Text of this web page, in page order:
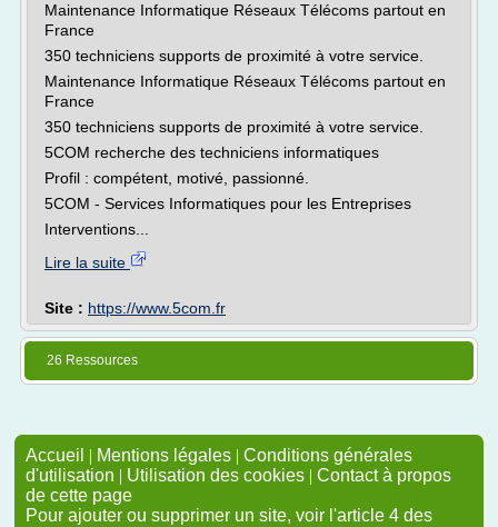
Maintenance Informatique Réseaux Télécoms partout en
France
350 techniciens supports de proximité à votre service.
Maintenance Informatique Réseaux Télécoms partout en
France
350 techniciens supports de proximité à votre service.
5COM recherche des techniciens informatiques
Profil : compétent, motivé, passionné.
5COM - Services Informatiques pour les Entreprises
Interventions...
Lire la suite
Site : https://www.5com.fr
26 Ressources
Accueil | Mentions légales | Conditions générales
d'utilisation | Utilisation des cookies | Contact à propos
de cette page
Pour ajouter ou supprimer un site, voir l'article 4 des